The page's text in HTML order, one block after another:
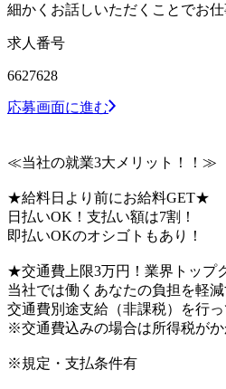
細かくお話しいただくことでお
求人番号
6627628
応募画面に進む
≪当社の就業3大メリット！！≫
★給料日より前にお給料GET★
日払いOK！支払い額は7割！
即払いOKのオシゴトもあり！
★交通費上限3万円！業界トップ
当社では働くあなたの負担を軽
交通費別途支給（非課税）を行っ
※交通費込みの場合は所得税がか
※規定・支払条件有